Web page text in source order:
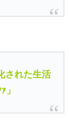
された生活